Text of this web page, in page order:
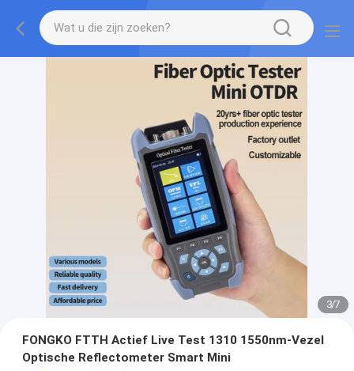
3/7
FONGKO FTTH Actief Live Test 1310 1550nm-Vezel
Optische Reflectometer Smart Mini